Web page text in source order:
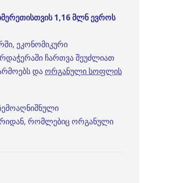
1,16 მლნ ევროს
ეკონომიკური
ჩართვა შეუძლიათ
დაორგანული სოფლის
რომლებიც ორგანული